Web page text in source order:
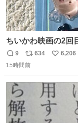
ちいかわ映画の2回
「ハモりすごいよ
まそんな場合じゃ
返
信
9
リ
ポ
数
634
い
数
6,206
15時間前